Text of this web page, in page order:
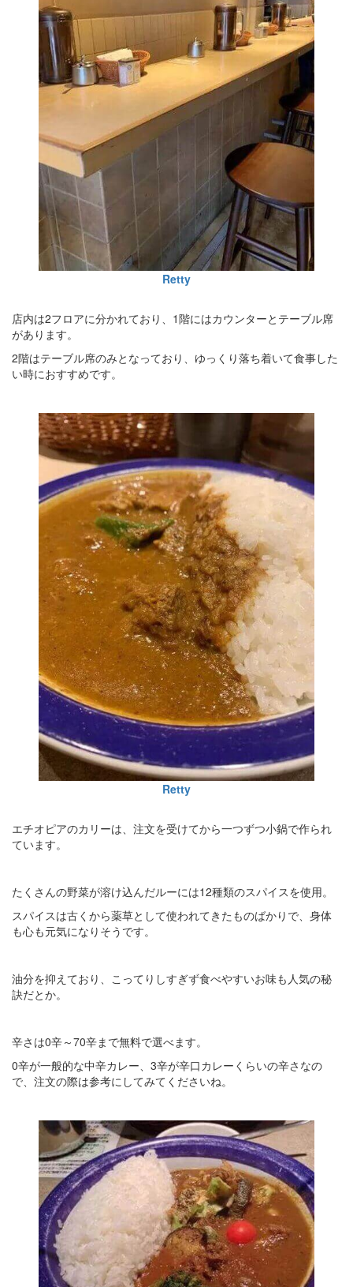
Retty
店内は2フロアに分かれており、1階にはカウンターとテーブル席
があります。
2階はテーブル席のみとなっており、ゆっくり落ち着いて食事した
い時におすすめです。
Retty
エチオピアのカリーは、注文を受けてから一つずつ小鍋で作られ
ています。
たくさんの野菜が溶け込んだルーには12種類のスパイスを使用。
スパイスは古くから薬草として使われてきたものばかりで、身体
も心も元気になりそうです。
油分を抑えており、こってりしすぎず食べやすいお味も人気の秘
訣だとか。
辛さは0辛～70辛まで無料で選べます。
0辛が一般的な中辛カレー、3辛が辛口カレーくらいの辛さなの
で、注文の際は参考にしてみてくださいね。